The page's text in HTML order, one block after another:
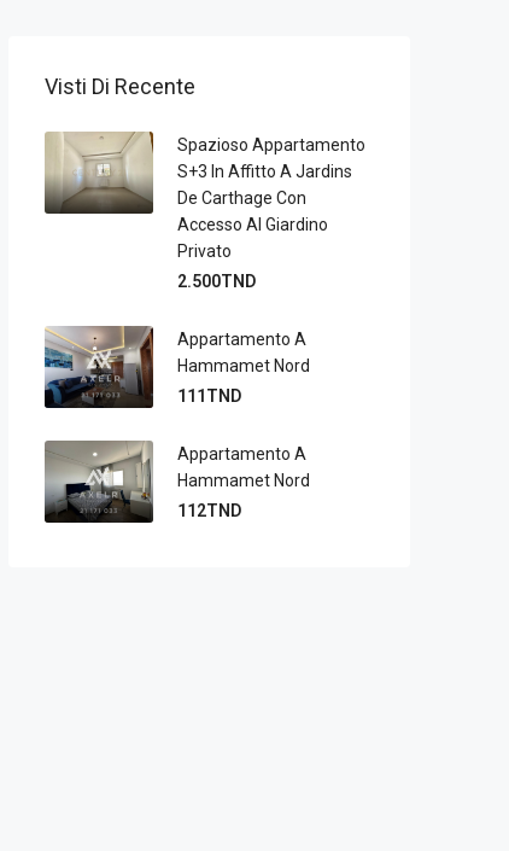
Visti Di Recente
Spazioso Appartamento
S+3 In Affitto A Jardins
De Carthage Con
Accesso Al Giardino
Privato
2.500TND
Appartamento A
Hammamet Nord
111TND
Appartamento A
Hammamet Nord
112TND